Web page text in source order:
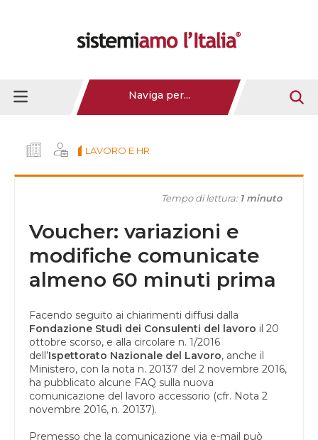
Naviga per...
LAVORO E HR
Tempo di lettura: 1 minuto
Voucher: variazioni e
modifiche comunicate
almeno 60 minuti prima
Facendo seguito ai chiarimenti diffusi dalla
Fondazione Studi dei Consulenti del lavoro il 20
ottobre scorso, e alla circolare n. 1/2016
dell’Ispettorato Nazionale del Lavoro, anche il
Ministero, con la nota n. 20137 del 2 novembre 2016,
ha pubblicato alcune FAQ sulla nuova
comunicazione del lavoro accessorio (cfr. Nota 2
novembre 2016, n. 20137).
Premesso che la comunicazione via e-mail può